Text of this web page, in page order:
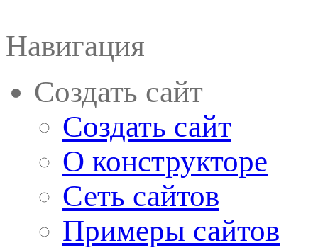
Навигация
Создать сайт
Создать сайт
О конструкторе
Сеть сайтов
Примеры сайтов